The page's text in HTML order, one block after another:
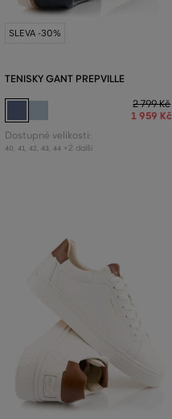
SLEVA -30%
TENISKY GANT PREPVILLE
2 799 Kč
1 959 Kč
Dostupné velikosti:
40 41 42 43 44 +2 další